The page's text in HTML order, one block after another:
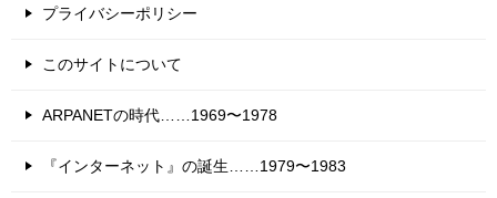
プライバシーポリシー
このサイトについて
ARPANETの時代……1969〜1978
『インターネット』の誕生……1979〜1983